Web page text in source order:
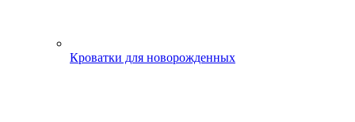
Кроватки для новорожденных